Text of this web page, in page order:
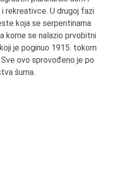
rekreativce. U drugoj fazi
koja se serpentinama
kome se nalazio prvobitni
je poginuo 1915. tokom
ovo sprovođeno je po
šuma.